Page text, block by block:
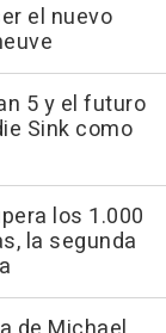
el nuevo
5 y el futuro
Sink como
los 1.000
la segunda